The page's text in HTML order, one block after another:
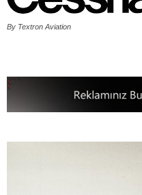
By Textron Aviation